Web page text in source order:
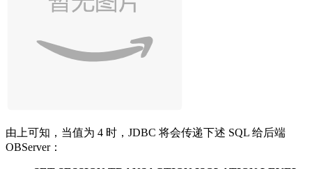
由上可知，当值为 4 时，JDBC 将会传递下述 SQL 给后端
OBServer：